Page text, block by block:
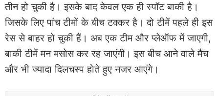
तीन हो चुकी है। इसके बाद केवल एक ही स्पॉट बाकी है।
जिसके लिए पांच टीमों के बीच टक्कर है। दो टीमें पहले ही इस
रेस से बाहर हो चुकी हैं। अब एक टीम और प्लेऑफ में जाएगी,
बाकी टीमें मन मसोस कर रह जाएंगी। इस बीच आने वाले मैच
और भी ज्यादा दिलचस्प होते हुए नजर आएंगे।